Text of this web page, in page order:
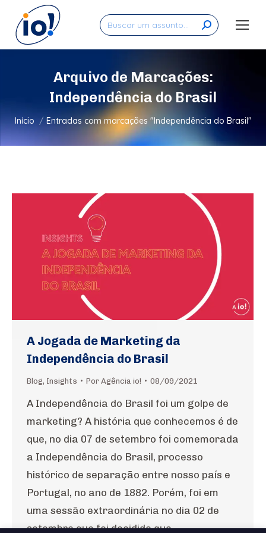
Search:
Arquivo de Marcações:
Independência do Brasil
Você está aqui:
Início Entradas com marcações "Independência do Brasil"
A Jogada de Marketing da
Independência do Brasil
Blog, Insights Por Agência io! 08/09/2021
A Independência do Brasil foi um golpe de
marketing? A história que conhecemos é de
que, no dia 07 de setembro foi comemorada
a Independência do Brasil, processo
histórico de separação entre nosso país e
Portugal, no ano de 1882. Porém, foi em
uma sessão extraordinária no dia 02 de
setembro que foi decidido que…